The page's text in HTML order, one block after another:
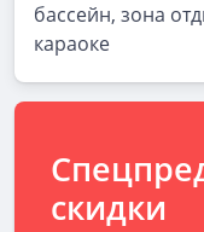
бассейн, зона
караоке
скидки